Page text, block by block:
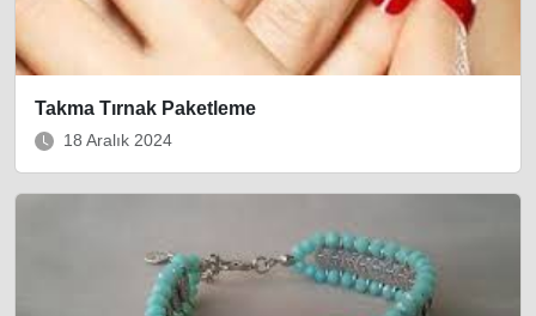
Takma Tırnak Paketleme
18 Aralık 2024